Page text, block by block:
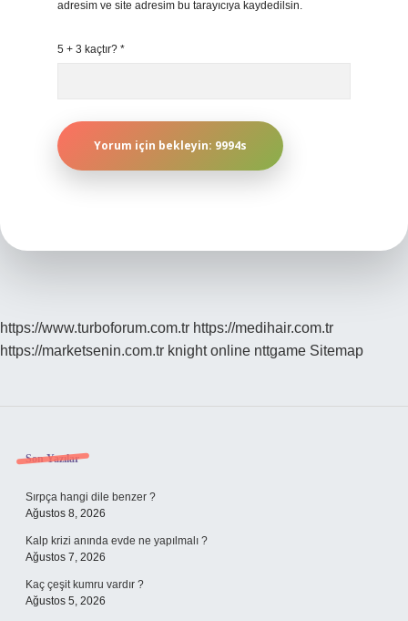
adresim ve site adresim bu tarayıcıya kaydedilsin.
5 + 3 kaçtır? *
https://www.turboforum.com.tr https://medihair.com.tr
https://marketsenin.com.tr knight online nttgame Sitemap
Sidebar
Son Yazılar
Sırpça hangi dile benzer ?
Ağustos 8, 2026
Kalp krizi anında evde ne yapılmalı ?
Ağustos 7, 2026
Kaç çeşit kumru vardır ?
Ağustos 5, 2026